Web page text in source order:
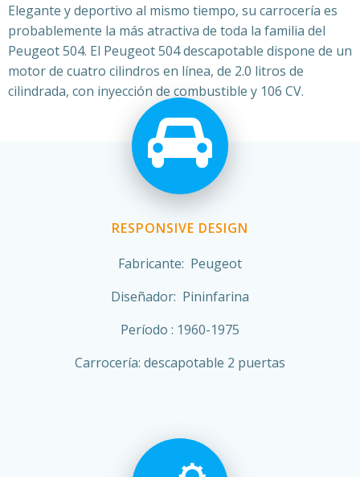
Elegante y deportivo al mismo tiempo, su carrocería es
probablemente la más atractiva de toda la familia del
Peugeot 504. El Peugeot 504 descapotable dispone de un
motor de cuatro cilindros en línea, de 2.0 litros de
cilindrada, con inyección de combustible y 106 CV.
RESPONSIVE DESIGN
Fabricante: Peugeot
Diseñador: Pininfarina
Período : 1960-1975
Carrocería: descapotable 2 puertas